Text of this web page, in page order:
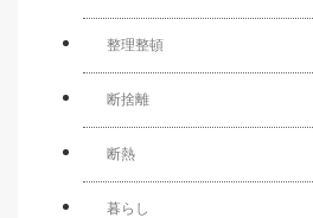
整理整頓
断捨離
断熱
暮らし